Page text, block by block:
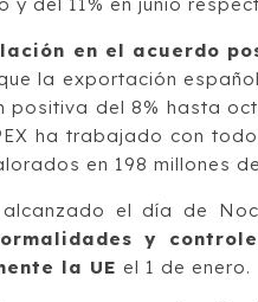
en el acuerdo
la exportación
positiva del 8% hasta
ha trabajado con
en 198 millones
el día de
y
la UE el 1 de enero.